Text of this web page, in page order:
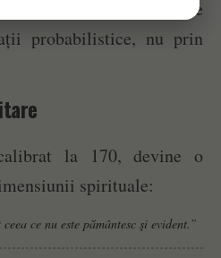
doar aproxima aceste
probabilistice, nu prin
la 170, devine o
spirituale:
ce nu este pământesc şi evident.”